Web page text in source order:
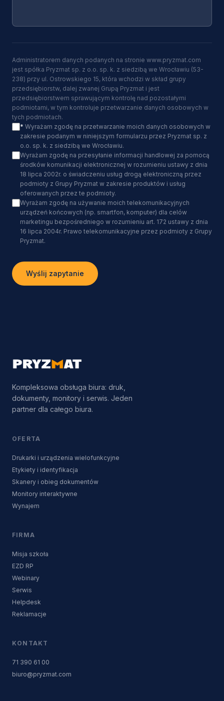
Administratorem danych podanych na stronie www.pryzmat.com
jest spółka Pryzmat sp. z o.o. sp. k. z siedzibą we Wrocławiu (53-
238) przy ul. Ostrowskiego 15, która wchodzi w skład grupy
przedsiębiorstw, dalej zwanej Grupą Pryzmat i jest
przedsiębiorstwem sprawującym kontrolę nad pozostałymi
podmiotami, w tym kontroluje przetwarzanie danych osobowych w
tych podmiotach.
* Wyrażam zgodę na przetwarzanie moich danych osobowych w
zakresie podanym w niniejszym formularzu przez Pryzmat sp. z
o.o. sp. k. z siedzibą we Wrocławiu.
Wyrażam zgodę na przesyłanie informacji handlowej za pomocą
środków komunikacji elektronicznej w rozumieniu ustawy z dnia
18 lipca 2002r. o świadczeniu usług drogą elektroniczną przez
podmioty z Grupy Pryzmat w zakresie produktów i usług
oferowanych przez te podmioty.
Wyrażam zgodę na używanie moich telekomunikacyjnych
urządzeń końcowych (np. smartfon, komputer) dla celów
marketingu bezpośredniego w rozumieniu art. 172 ustawy z dnia
16 lipca 2004r. Prawo telekomunikacyjne przez podmioty z Grupy
Pryzmat.
Wyślij zapytanie
Kompleksowa obsługa biura: druk,
dokumenty, monitory i serwis. Jeden
partner dla całego biura.
OFERTA
Drukarki i urządzenia wielofunkcyjne
Etykiety i identyfikacja
Skanery i obieg dokumentów
Monitory interaktywne
Wynajem
FIRMA
Misja szkoła
EZD RP
Webinary
Serwis
Helpdesk
Reklamacje
KONTAKT
71 390 61 00
biuro@pryzmat.com